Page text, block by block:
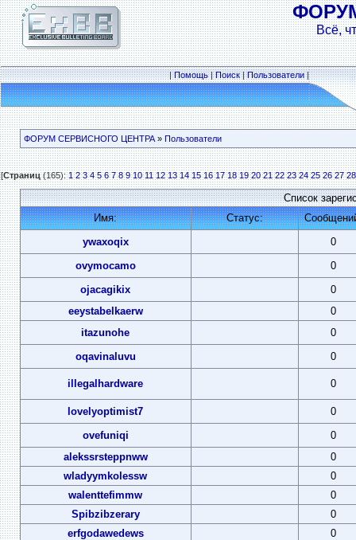
Всё,
|Помощь|Поиск|Пользователи|
ФОРУМ СЕРВИСНОГО ЦЕНТРА» Пользователи
[Страниц(165):1 2 3 4 5 6 7 8 9 10 11 12 13 14 15 16 17 18 19 20 21 22 23 24 25 26 27 28
Список
Имя:
Статус:
ywaxoqix
0
ovymocamo
0
ojacagikix
0
eeystabelkaerw
0
itazunohe
0
oqavinaluvu
0
illegalhardware 0
lovelyoptimist7
0
ovefuniqi
0
alekssrsteppnww
0
wladyymkolessw
0
walenttefimmw
0
Spibzibzerary
0
erfgodawedews
0